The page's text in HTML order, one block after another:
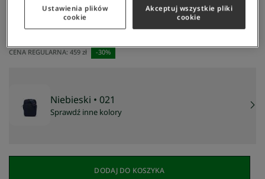
Mężczyzna / Torby Torba Listonosza Pionowa Uniwersalna Saszetka
Pionowa uniwersalna saszetka
321 zł
CENA REGULARNA: 459 zł -30%
Niebieski • 021
Sprawdź inne kolory
DODAJ DO KOSZYKA
Ustawienia plików
cookie
Akceptuj wszystkie pliki
cookie